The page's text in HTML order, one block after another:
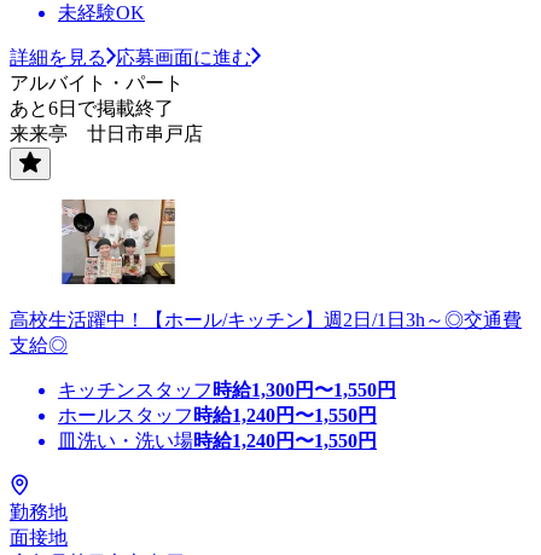
未経験OK
詳細を見る
応募画面に進む
アルバイト・パート
あと6日で掲載終了
来来亭 廿日市串戸店
高校生活躍中！【ホール/キッチン】週2日/1日3h～◎交通費
支給◎
キッチンスタッフ 時給1,300円〜1,550円
ホールスタッフ 時給1,240円〜1,550円
皿洗い・洗い場時給1,240円〜1,550円
勤務地
面接地